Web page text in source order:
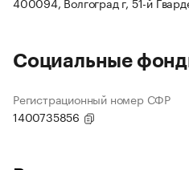
Социальные
Регистрационный номер СФР
1400735856